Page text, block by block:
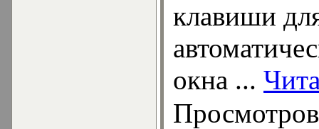
клавиши
окна ...